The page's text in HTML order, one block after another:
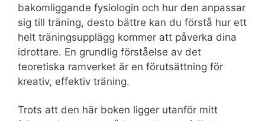
bakomliggande fysiologin och hur den anpassar
sig till träning, desto bättre kan du förstå hur ett
helt träningsupplägg kommer att påverka dina
idrottare. En grundlig förståelse av det
teoretiska ramverket är en förutsättning för
kreativ, effektiv träning.
Trots att den här boken ligger utanför mitt